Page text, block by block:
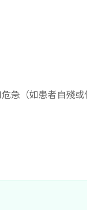
急（如患者自殘